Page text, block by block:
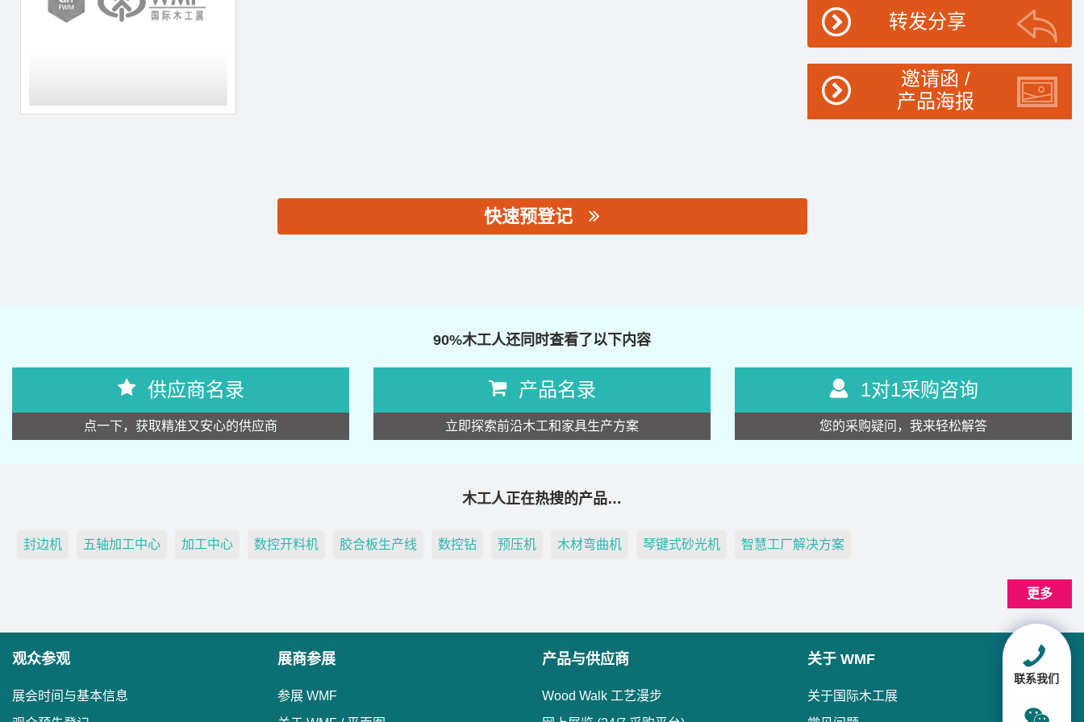
转发分享
邀请函 /
产品海报
快速预登记
90%木工人还同时查看了以下内容
供应商名录
点一下，获取精准又安心的供应商
产品名录
立即探索前沿木工和家具生产方案
1对1采购咨询
您的采购疑问，我来轻松解答
木工人正在热搜的产品…
封边机 五轴加工中心 加工中心 数控开料机 胶合板生产线 数控钻 预压机 木材弯曲机 琴键式砂光机 智慧工厂解决方案
更多
观众参观
展会时间与基本信息
展商参展
参展 WMF
产品与供应商
Wood Walk 工艺漫步
关于 WMF
关于国际木工展
联系我们